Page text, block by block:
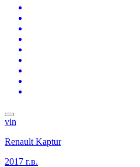
vin
Renault Kaptur
2017 г.в.